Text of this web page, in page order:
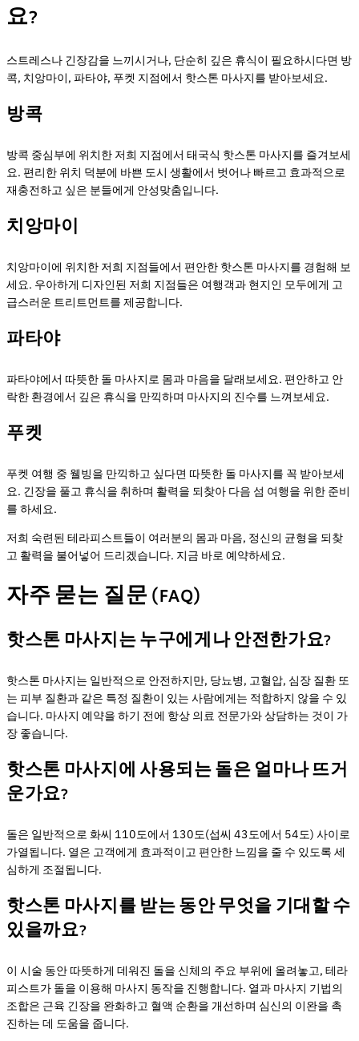
요?
스트레스나 긴장감을 느끼시거나, 단순히 깊은 휴식이 필요하시다면 방
콕, 치앙마이, 파타야, 푸켓 지점에서 핫스톤 마사지를 받아보세요.
방콕
방콕 중심부에 위치한 저희 지점에서 태국식 핫스톤 마사지를 즐겨보세
요. 편리한 위치 덕분에 바쁜 도시 생활에서 벗어나 빠르고 효과적으로
재충전하고 싶은 분들에게 안성맞춤입니다.
치앙마이
치앙마이에 위치한 저희 지점들에서 편안한 핫스톤 마사지를 경험해 보
세요. 우아하게 디자인된 저희 지점들은 여행객과 현지인 모두에게 고
급스러운 트리트먼트를 제공합니다.
파타야
파타야에서 따뜻한 돌 마사지로 몸과 마음을 달래보세요. 편안하고 안
락한 환경에서 깊은 휴식을 만끽하며 마사지의 진수를 느껴보세요.
푸켓
푸켓 여행 중 웰빙을 만끽하고 싶다면 따뜻한 돌 마사지를 꼭 받아보세
요. 긴장을 풀고 휴식을 취하며 활력을 되찾아 다음 섬 여행을 위한 준비
를 하세요.
저희 숙련된 테라피스트들이 여러분의 몸과 마음, 정신의 균형을 되찾
고 활력을 불어넣어 드리겠습니다. 지금 바로 예약하세요.
자주 묻는 질문 (FAQ)
핫스톤 마사지는 누구에게나 안전한가요?
핫스톤 마사지는 일반적으로 안전하지만, 당뇨병, 고혈압, 심장 질환 또
는 피부 질환과 같은 특정 질환이 있는 사람에게는 적합하지 않을 수 있
습니다. 마사지 예약을 하기 전에 항상 의료 전문가와 상담하는 것이 가
장 좋습니다.
핫스톤 마사지에 사용되는 돌은 얼마나 뜨거
운가요?
돌은 일반적으로 화씨 110도에서 130도(섭씨 43도에서 54도) 사이로
가열됩니다. 열은 고객에게 효과적이고 편안한 느낌을 줄 수 있도록 세
심하게 조절됩니다.
핫스톤 마사지를 받는 동안 무엇을 기대할 수
있을까요?
이 시술 동안 따뜻하게 데워진 돌을 신체의 주요 부위에 올려놓고, 테라
피스트가 돌을 이용해 마사지 동작을 진행합니다. 열과 마사지 기법의
조합은 근육 긴장을 완화하고 혈액 순환을 개선하며 심신의 이완을 촉
진하는 데 도움을 줍니다.